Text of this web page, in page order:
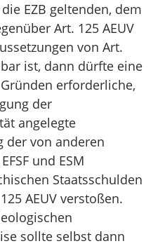
EZB geltenden, dem
Art. 125 AEUV
von Art.
ist, dann dürfte eine
erforderliche,
der
angelegte
der von anderen
und ESM
Staatsschulden
AEUV verstoßen.
sollte selbst dann